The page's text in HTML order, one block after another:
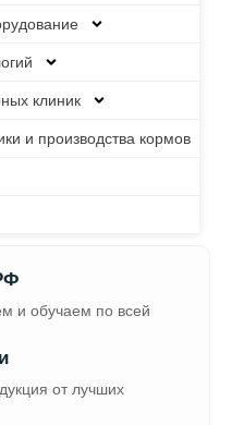
клиник
и производства кормов
и обучаем по всей
от лучших